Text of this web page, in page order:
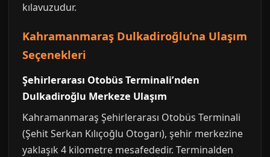
kılavuzudur.
Kahramanmaraş Dulkadiroğlu’na Ulaşım
Seçenekleri
Şehirlerarası Otobüs Terminali’nden
Dulkadiroğlu Merkeze Ulaşım
Kahramanmaraş Şehirlerarası Otobüs Terminali
(Şehit Serkan Kılıçoğlu Otogarı), şehir merkezine
yaklaşık 4 kilometre mesafededir. Terminalden